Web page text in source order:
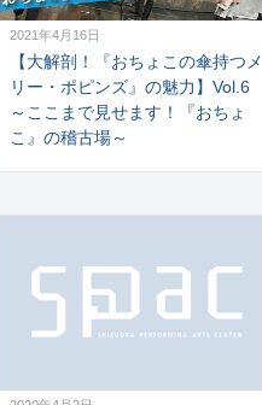
2021年4月16日
【大解剖！『おちょこの傘持つメ
リー・ポピンズ』の魅力】Vol.6
～ここまで見せます！『おちょ
こ』の稽古場～